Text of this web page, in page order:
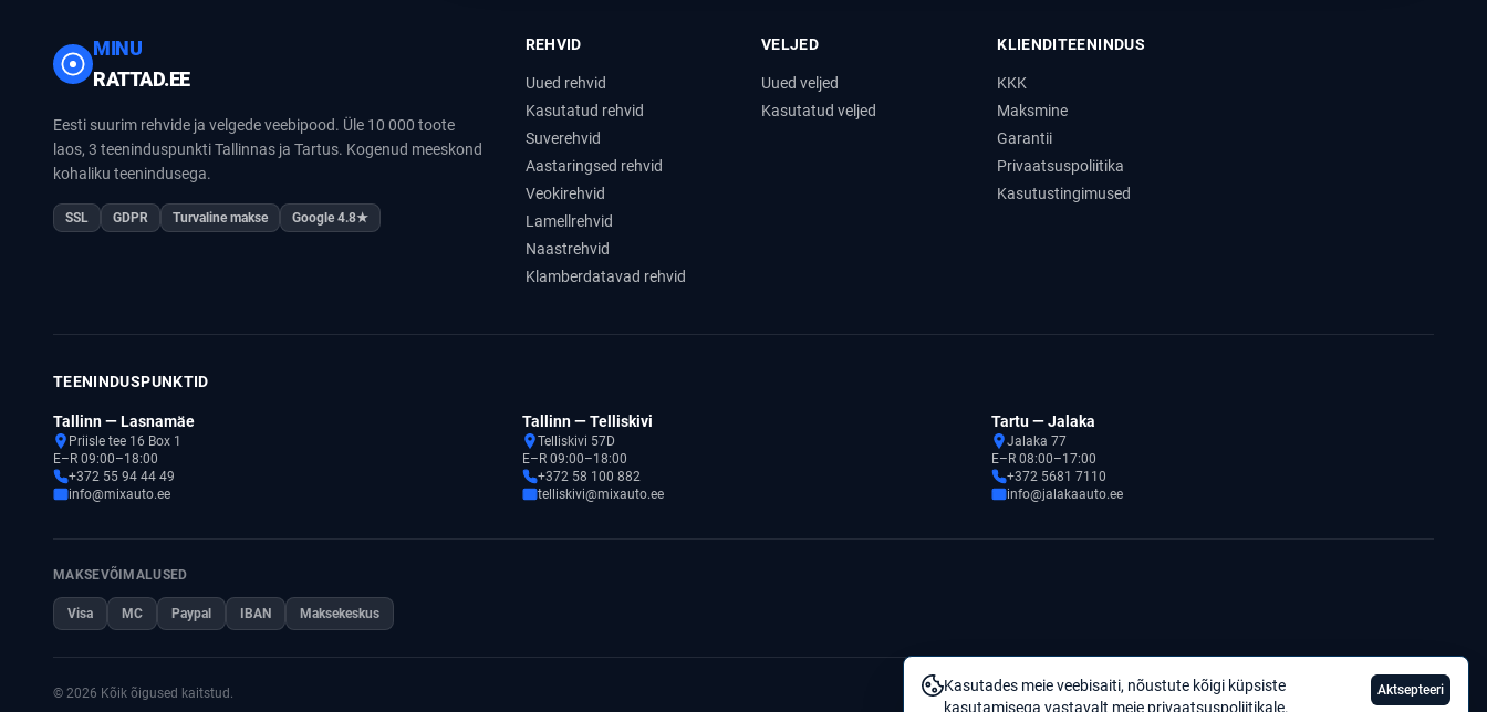
Kasutades meie veebisaiti, nõustute kõigi küpsiste
kasutamisega vastavalt meie privaatsuspoliitikale.
Aktsepteeri
MINU
RATTAD.EE
Eesti suurim rehvide ja velgede veebipood. Üle 10 000 toote
laos, 3 teeninduspunkti Tallinnas ja Tartus. Kogenud meeskond
kohaliku teenindusega.
SSL GDPR Turvaline makse Google 4.8★
REHVID
Uued rehvid
Kasutatud rehvid
Suverehvid
Aastaringsed rehvid
Veokirehvid
Lamellrehvid
Naastrehvid
Klamberdatavad rehvid
VELJED
Uued veljed
Kasutatud veljed
KLIENDITEENINDUS
KKK
Maksmine
Garantii
Privaatsuspoliitika
Kasutustingimused
TEENINDUSPUNKTID
Tallinn — Lasnamäe
Priisle tee 16 Box 1
E–R 09:00–18:00
+372 55 94 44 49
info@mixauto.ee
Tallinn — Telliskivi
Telliskivi 57D
E–R 09:00–18:00
+372 58 100 882
telliskivi@mixauto.ee
Tartu — Jalaka
Jalaka 77
E–R 08:00–17:00
+372 5681 7110
info@jalakaauto.ee
MAKSEVÕIMALUSED
Visa MC Paypal IBAN Maksekeskus
© 2026 Kõik õigused kaitstud. Privaatsuspoliitika